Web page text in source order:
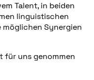
Talent, in beiden
linguistischen
möglichen Synergien
für uns genommen